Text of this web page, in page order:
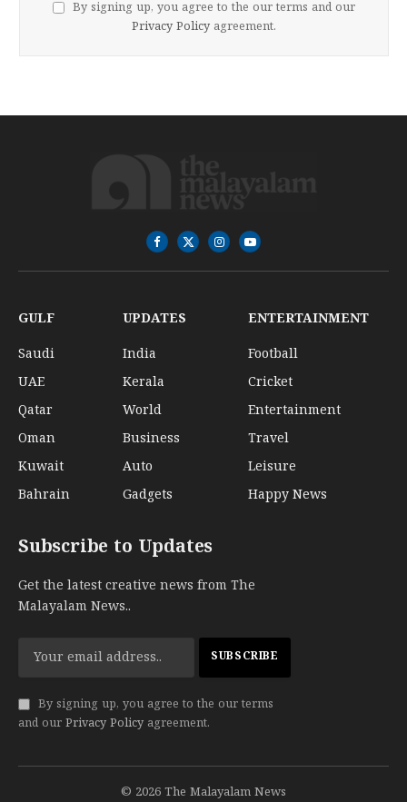
By signing up, you agree to the our terms and our
Privacy Policy agreement.
Facebook
X
(Twitter)
InstagramYouTube
GULF
Saudi
UAE
Qatar
Oman
Kuwait
Bahrain
UPDATES
India
Kerala
World
Business
Auto
Gadgets
ENTERTAINMENT
Football
Cricket
Entertainment
Travel
Leisure
Happy News
Subscribe to Updates
Get the latest creative news from The
Malayalam News..
By signing up, you agree to the our terms
and our Privacy Policy agreement.
© 2026 The Malayalam News